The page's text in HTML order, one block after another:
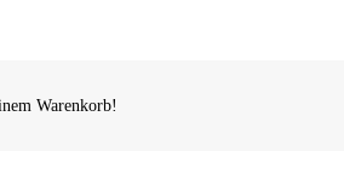
Warenkorb!